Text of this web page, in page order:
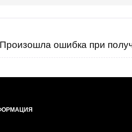
Произошла ошибка при